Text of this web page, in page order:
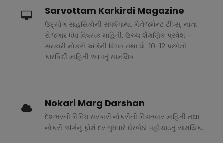
Sarvottam Karkirdi Magazine
ઉદ્યોગ સાહસિકોની સંઘર્ષગાથા, મેનેજમેન્ટ ટીપ્સ, નાના
રોજગાર ધંધા વિષયક માહિતી, ઉચ્ચ શૈક્ષણિક પ્રવેશ -
સરકારી નોકરી અંગેની વિગત તથા ધો. 10-12 પછીની
કારકિર્દી માહિતી આપતું સામયિક.
Nokari Marg Darshan
દેશભરની વિવિધ સરકારી નોકરીની વિગતવાર માહિતી તથા
નોકરી અંગેનું ફોર્મ દર બુધવારે ઘેરબેઠાં પહોચાડતું સામયિક.